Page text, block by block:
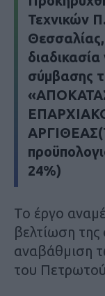
Τεχνικών
Θεσσαλίας,
σύμβασης
24%)
Το έργο
βελτίωση της
αναβάθμιση
του